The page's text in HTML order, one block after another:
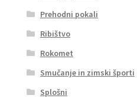
Prehodni pokali
Ribištvo
Rokomet
Smučanje in zimski športi
Splošni